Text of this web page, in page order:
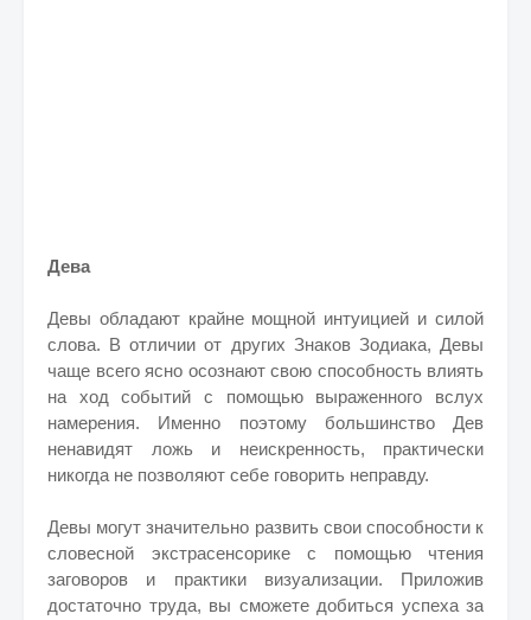
Дева
Девы обладают крайне мощной интуицией и силой
слова. В отличии от других Знаков Зодиака, Девы
чаще всего ясно осознают свою способность влиять
на ход событий с помощью выраженного вслух
намерения. Именно поэтому большинство Дев
ненавидят ложь и неискренность, практически
никогда не позволяют себе говорить неправду.
Девы могут значительно развить свои способности к
словесной экстрасенсорике с помощью чтения
заговоров и практики визуализации. Приложив
достаточно труда, вы сможете добиться успеха за